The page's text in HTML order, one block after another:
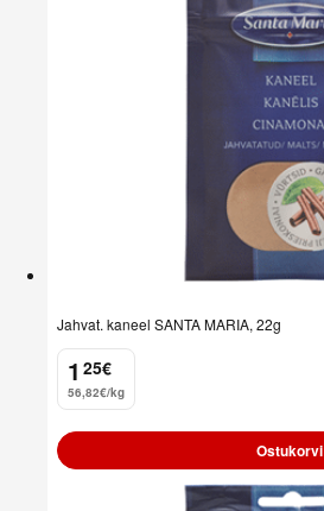
Jahvat. kaneel SANTA MARIA, 22g
1
. 25€
56,82€/kg
Ostukorvi